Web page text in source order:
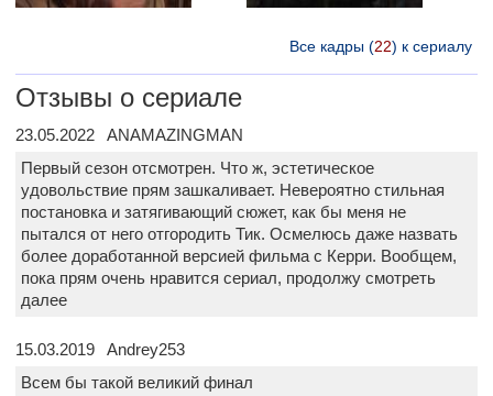
Все кадры (22) к сериалу
Отзывы о сериале
23.05.2022 ANAMAZINGMAN
Первый сезон отсмотрен. Что ж, эстетическое
удовольствие прям зашкаливает. Невероятно стильная
постановка и затягивающий сюжет, как бы меня не
пытался от него отгородить Тик. Осмелюсь даже назвать
более доработанной версией фильма с Керри. Вообщем,
пока прям очень нравится сериал, продолжу смотреть
далее
15.03.2019 Andrey253
Всем бы такой великий финал